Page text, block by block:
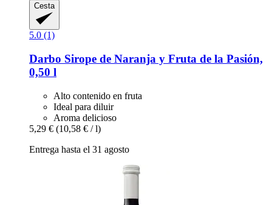
Cesta
5.0 (1)
Darbo Sirope de Naranja y Fruta de la Pasión,
0,50 l
Alto contenido en fruta
Ideal para diluir
Aroma delicioso
5,29 € (10,58 € / l)
Entrega hasta el 31 agosto